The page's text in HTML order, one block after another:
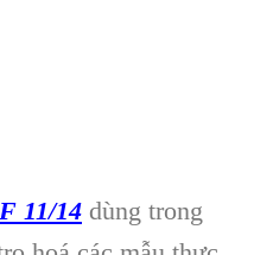
11/14 dùng trong